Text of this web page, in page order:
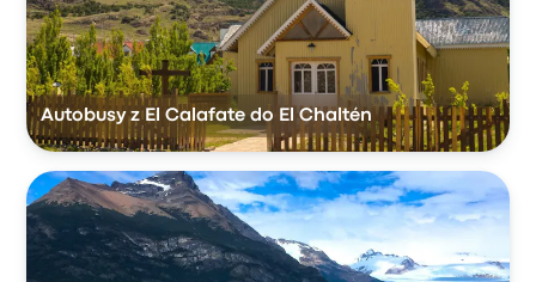
Autobusy z El Calafate do El Chaltén